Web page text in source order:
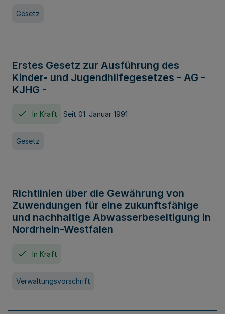
Gesetz
Erstes Gesetz zur Ausführung des
Kinder- und Jugendhilfegesetzes - AG -
KJHG -
In Kraft Seit 01. Januar 1991
Gesetz
Richtlinien über die Gewährung von
Zuwendungen für eine zukunftsfähige
und nachhaltige Abwasserbeseitigung in
Nordrhein-Westfalen
In Kraft
Verwaltungsvorschrift